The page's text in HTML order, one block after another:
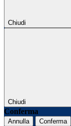
Chiudi
Chiudi
Conferma
Annulla Conferma